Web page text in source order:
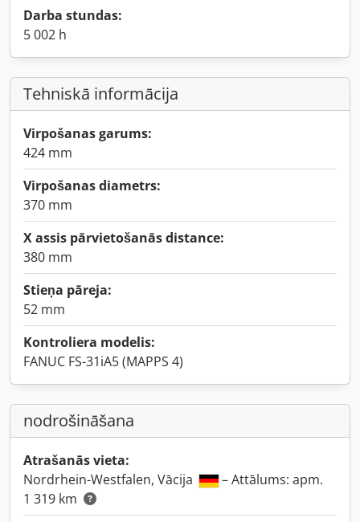
Darba stundas:
5 002 h
Tehniskā informācija
Virpošanas garums:
424 mm
Virpošanas diametrs:
370 mm
X assis pārvietošanās distance:
380 mm
Stieņa pāreja:
52 mm
Kontroliera modelis:
FANUC FS-31iA5 (MAPPS 4)
nodrošināšana
Atrašanās vieta:
Nordrhein-Westfalen, Vācija
– Attālums: apm.
1 319 km